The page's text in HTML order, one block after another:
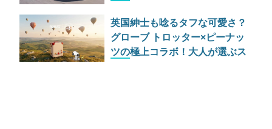
英国紳士も唸るタフな可愛さ？
グローブ トロッター×ピーナッ
ツの極上コラボ！大人が選ぶス